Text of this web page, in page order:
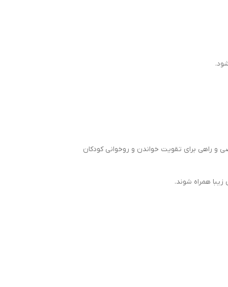
و راهی برای تقویت خواندن و روخوانی کودکان
همراه شوند.